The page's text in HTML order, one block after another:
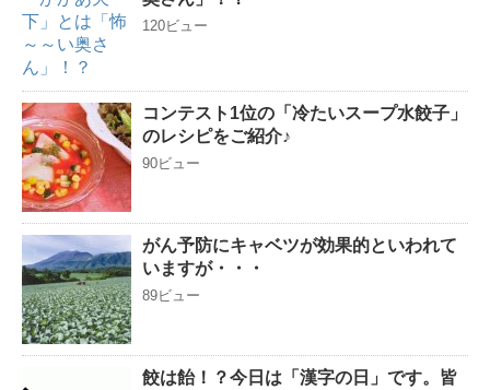
120ビュー
コンテスト1位の「冷たいスープ水餃子」
のレシピをご紹介♪
90ビュー
がん予防にキャベツが効果的といわれて
いますが・・・
89ビュー
餃は飴！？今日は「漢字の日」です。皆